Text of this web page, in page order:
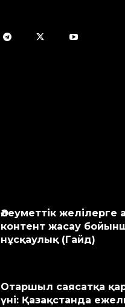
Әлеуметтік желілерге
контент жасау
нұсқаулық (Гайд)
Отаршыл саясатқа
үні: Қазақстанда